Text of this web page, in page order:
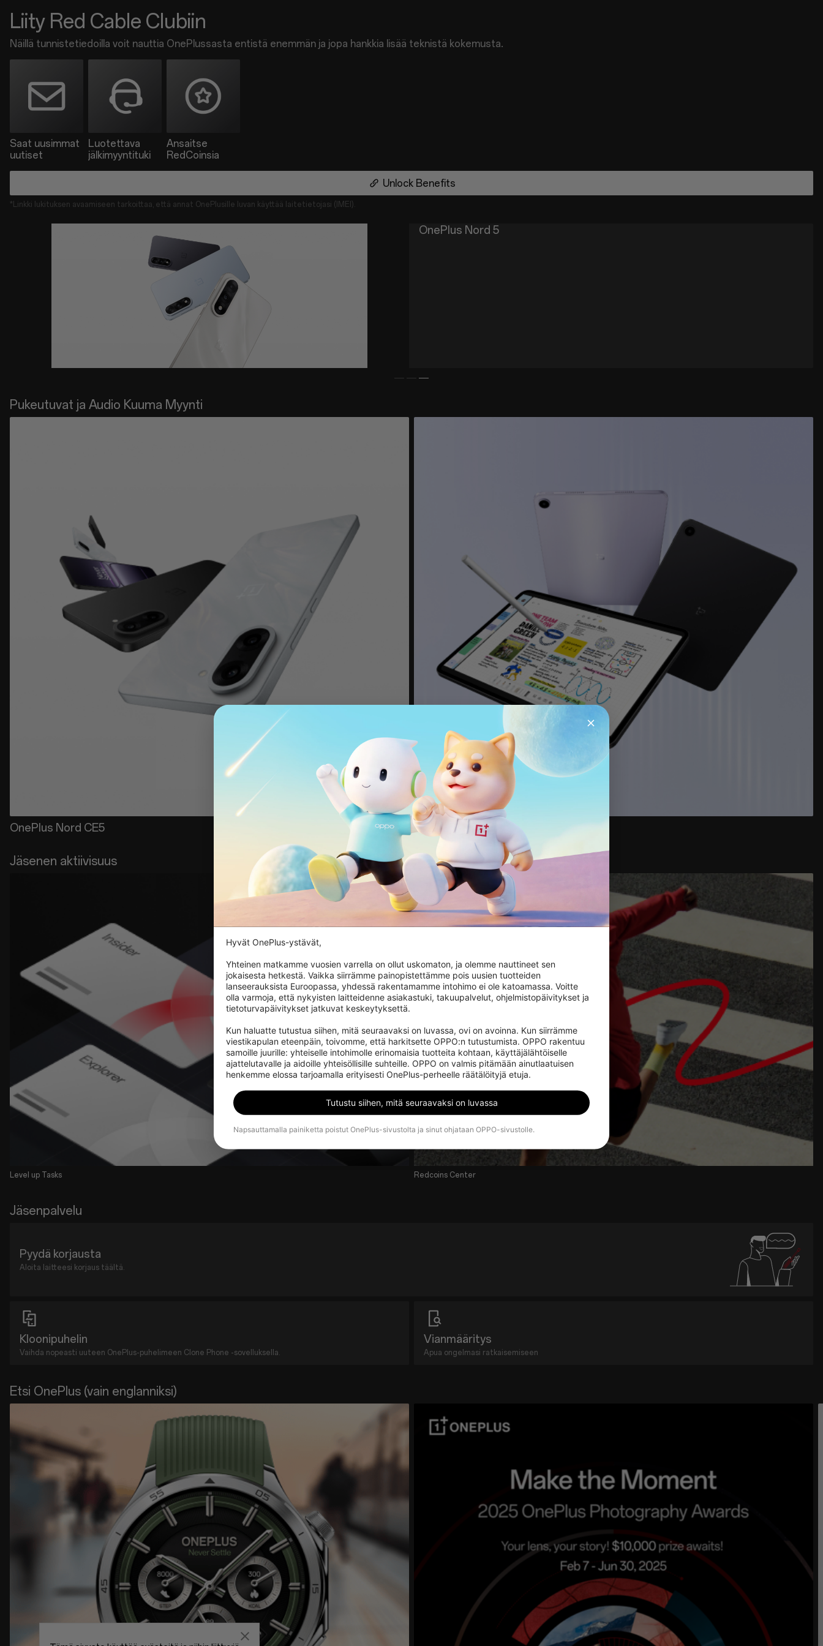
Cable
ClubLiity Red Cable Clubiin
Näillä tunnistetiedoilla voit nauttia OnePlussasta entistä enemmän ja jopa hankkia lisää teknistä kokemusta.
Saat uusimmat
uutiset
Luotettava
jälkimyyntituki
Ansaitse
RedCoinsia
Unlock Benefits
*Linkki lukituksen avaamiseen tarkoittaa, että annat OnePlusille luvan käyttää laitetietojasi (IMEI).
OnePlus Nord 5
Pukeutuvat ja Audio Kuuma Myynti
OnePlus Nord CE5 OnePlus Pad Go 2
Jäsenen aktiivisuus
Level up Tasks Redcoins Center
Jäsenpalvelu
Pyydä korjausta
Aloita laitteesi korjaus täältä.
Kloonipuhelin
Vaihda nopeasti uuteen OnePlus-puhelimeen Clone Phone -sovelluksella.
Vianmääritys
Apua ongelmasi ratkaisemiseen
Etsi OnePlus (vain englanniksi)
Hyvät OnePlus-ystävät,
Yhteinen matkamme vuosien varrella on ollut uskomaton, ja olemme nauttineet sen
jokaisesta hetkestä. Vaikka siirrämme painopistettämme pois uusien tuotteiden
lanseerauksista Euroopassa, yhdessä rakentamamme intohimo ei ole katoamassa. Voitte
olla varmoja, että nykyisten laitteidenne asiakastuki, takuupalvelut, ohjelmistopäivitykset ja
tietoturvapäivitykset jatkuvat keskeytyksettä.
Kun haluatte tutustua siihen, mitä seuraavaksi on luvassa, ovi on avoinna. Kun siirrämme
viestikapulan eteenpäin, toivomme, että harkitsette OPPO:n tutustumista. OPPO rakentuu
samoille juurille: yhteiselle intohimolle erinomaisia tuotteita kohtaan, käyttäjälähtöiselle
ajattelutavalle ja aidoille yhteisöllisille suhteille. OPPO on valmis pitämään ainutlaatuisen
henkemme elossa tarjoamalla erityisesti OnePlus-perheelle räätälöityjä etuja.
Tutustu siihen, mitä seuraavaksi on luvassa
Napsauttamalla painiketta poistut OnePlus-sivustolta ja sinut ohjataan OPPO-sivustolle.